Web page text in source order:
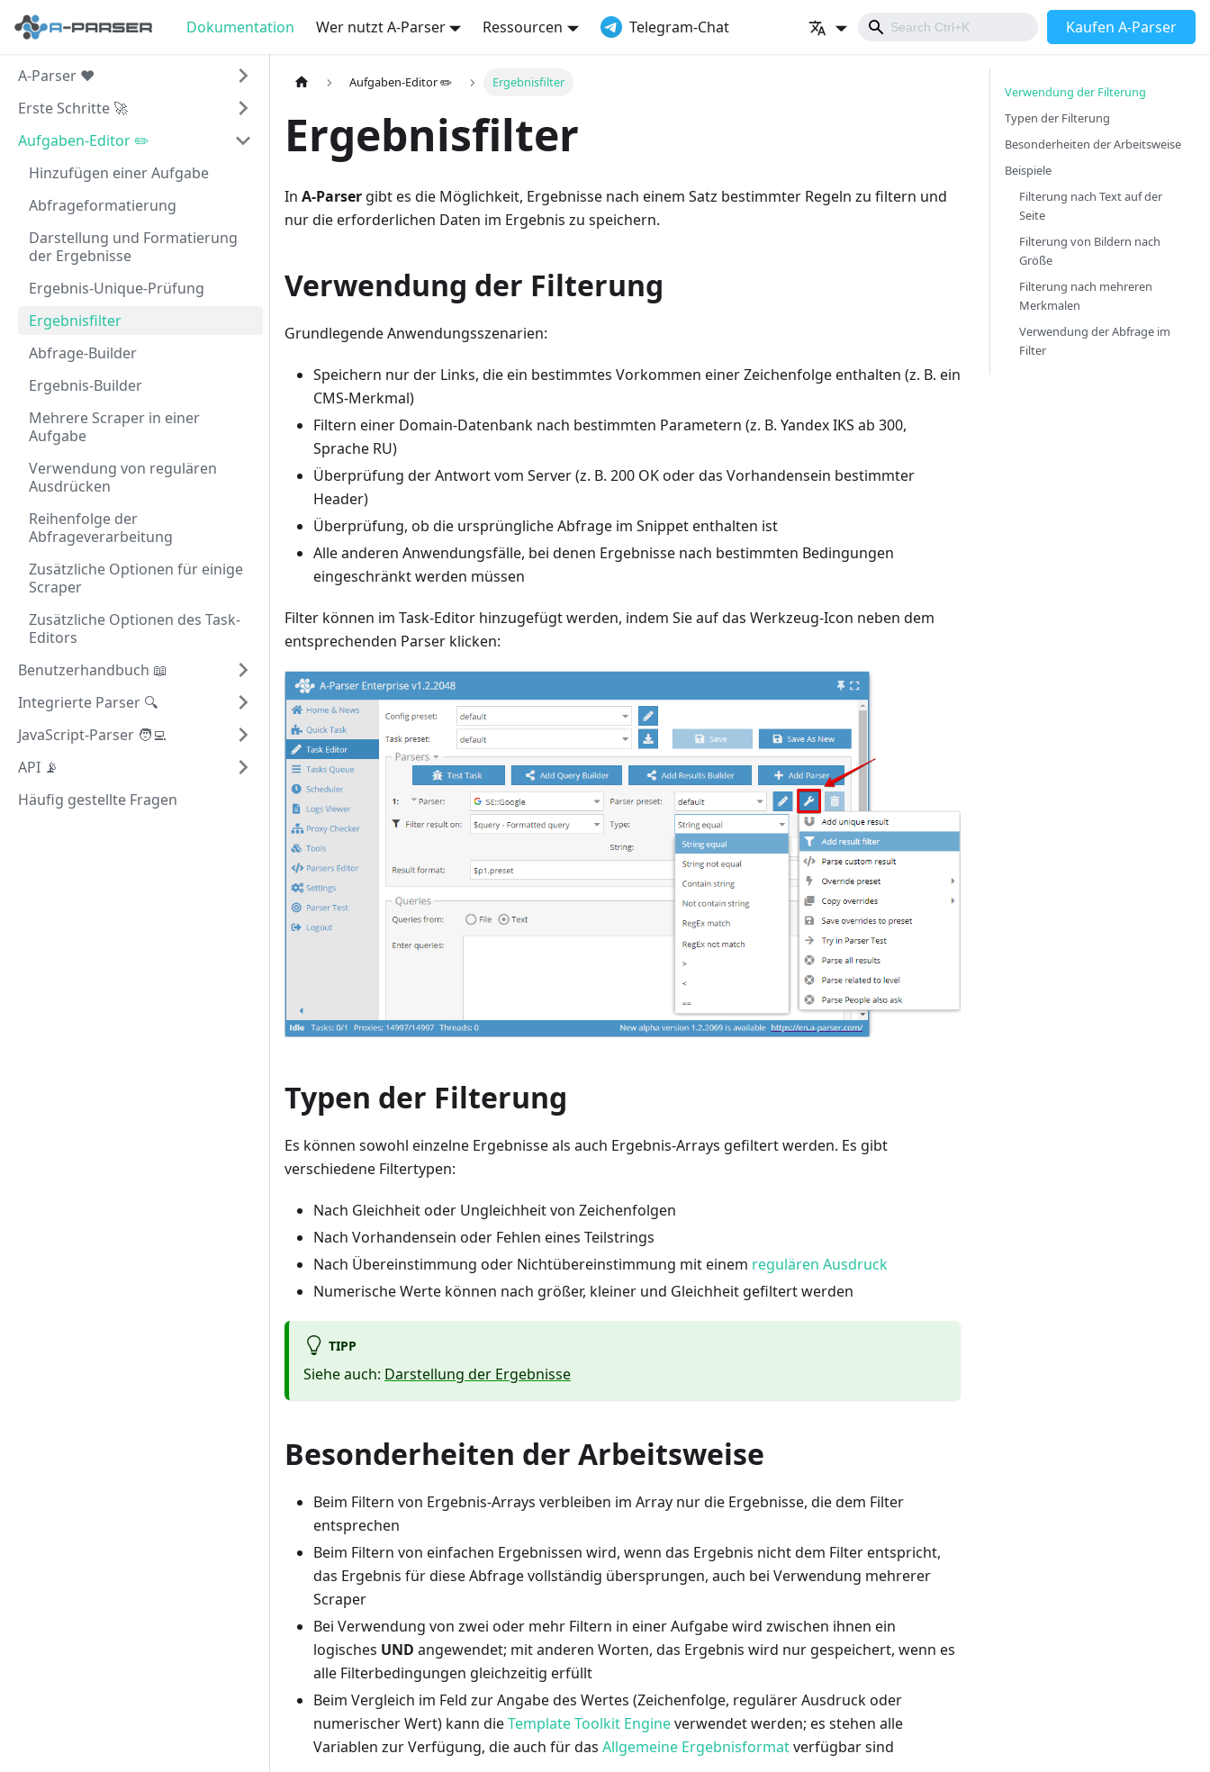
Dokumentation Wer nutzt A-Parser Ressourcen Telegram-Chat Kaufen A-Parser
A-Parser ❤️
Erste Schritte 🚀
Aufgaben-Editor ✏️
Hinzufügen einer Aufgabe
Abfrageformatierung
Darstellung und Formatierung
der Ergebnisse
Ergebnis-Unique-Prüfung
Ergebnisfilter
Abfrage-Builder
Ergebnis-Builder
Mehrere Scraper in einer
Aufgabe
Verwendung von regulären
Ausdrücken
Reihenfolge der
Abfrageverarbeitung
Zusätzliche Optionen für einige
Scraper
Zusätzliche Optionen des Task-
Editors
Benutzerhandbuch 📖
Integrierte Parser 🔍
JavaScript-Parser 🧑‍💻
API 📡
Häufig gestellte Fragen
Aufgaben-Editor ✏️ Ergebnisfilter
Ergebnisfilter
In A-Parser gibt es die Möglichkeit, Ergebnisse nach einem Satz bestimmter Regeln zu filtern und
nur die erforderlichen Daten im Ergebnis zu speichern.
Verwendung der Filterung
Grundlegende Anwendungsszenarien:
Speichern nur der Links, die ein bestimmtes Vorkommen einer Zeichenfolge enthalten (z. B. ein
CMS-Merkmal)
Filtern einer Domain-Datenbank nach bestimmten Parametern (z. B. Yandex IKS ab 300,
Sprache RU)
Überprüfung der Antwort vom Server (z. B. 200 OK oder das Vorhandensein bestimmter
Header)
Überprüfung, ob die ursprüngliche Abfrage im Snippet enthalten ist
Alle anderen Anwendungsfälle, bei denen Ergebnisse nach bestimmten Bedingungen
eingeschränkt werden müssen
Filter können im Task-Editor hinzugefügt werden, indem Sie auf das Werkzeug-Icon neben dem
entsprechenden Parser klicken:
Typen der Filterung
Es können sowohl einzelne Ergebnisse als auch Ergebnis-Arrays gefiltert werden. Es gibt
verschiedene Filtertypen:
Nach Gleichheit oder Ungleichheit von Zeichenfolgen
Nach Vorhandensein oder Fehlen eines Teilstrings
Nach Übereinstimmung oder Nichtübereinstimmung mit einem regulären Ausdruck
Numerische Werte können nach größer, kleiner und Gleichheit gefiltert werden
TIPP
Siehe auch: Darstellung der Ergebnisse
Besonderheiten der Arbeitsweise
Beim Filtern von Ergebnis-Arrays verbleiben im Array nur die Ergebnisse, die dem Filter
entsprechen
Beim Filtern von einfachen Ergebnissen wird, wenn das Ergebnis nicht dem Filter entspricht,
das Ergebnis für diese Abfrage vollständig übersprungen, auch bei Verwendung mehrerer
Scraper
Bei Verwendung von zwei oder mehr Filtern in einer Aufgabe wird zwischen ihnen ein
logisches UND angewendet; mit anderen Worten, das Ergebnis wird nur gespeichert, wenn es
alle Filterbedingungen gleichzeitig erfüllt
Beim Vergleich im Feld zur Angabe des Wertes (Zeichenfolge, regulärer Ausdruck oder
numerischer Wert) kann dieTemplate Toolkit Engineverwendet werden; es stehen alle
Variablen zur Verfügung, die auch für das Allgemeine Ergebnisformatverfügbar sind
Verwendung der Filterung
Typen der Filterung
Besonderheiten der Arbeitsweise
Beispiele
Filterung nach Text auf der
Seite
Filterung von Bildern nach
Größe
Filterung nach mehreren
Merkmalen
Verwendung der Abfrage im
Filter